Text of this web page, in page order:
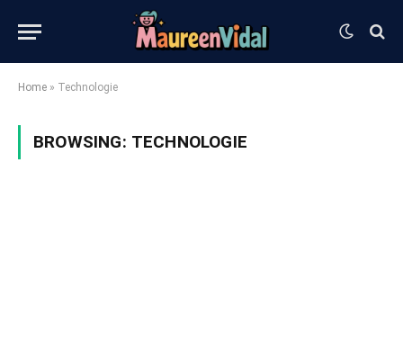
Home » Technologie
BROWSING: TECHNOLOGIE